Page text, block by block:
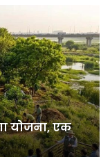
पर बड़े आतंकी
रहा था ऑपरेशन;